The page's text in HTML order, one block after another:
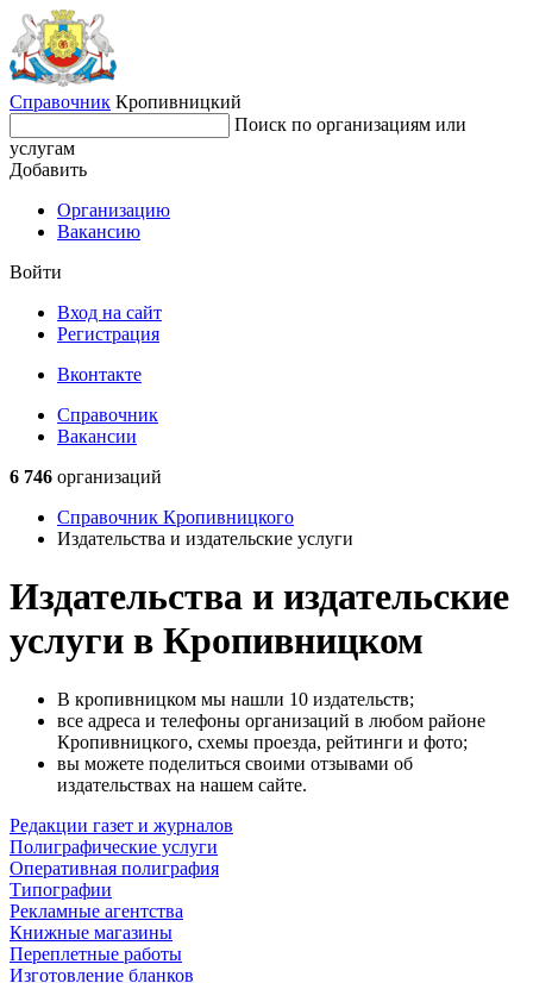
Справочник Кропивницкий
Поиск по организациям или
услугам
Добавить
Организацию
Вакансию
Войти
Вход на сайт
Регистрация
Вконтакте
Справочник
Вакансии
6 746 организаций
Справочник Кропивницкого
Издательства и издательские услуги
Издательства и издательские
услуги в Кропивницком
В кропивницком мы нашли 10 издательств;
все адреса и телефоны организаций в любом районе
Кропивницкого, схемы проезда, рейтинги и фото;
вы можете поделиться своими отзывами об
издательствах на нашем сайте.
Редакции газет и журналов
Полиграфические услуги
Оперативная полиграфия
Типографии
Рекламные агентства
Книжные магазины
Переплетные работы
Изготовление бланков